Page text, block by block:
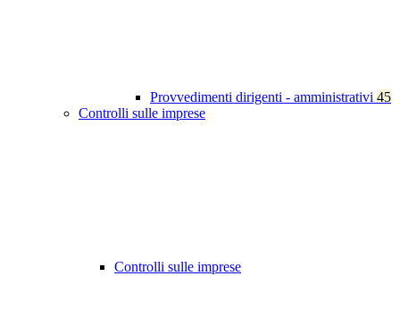
Provvedimenti dirigenti - amministrativi 45
Controlli sulle imprese
Controlli sulle imprese